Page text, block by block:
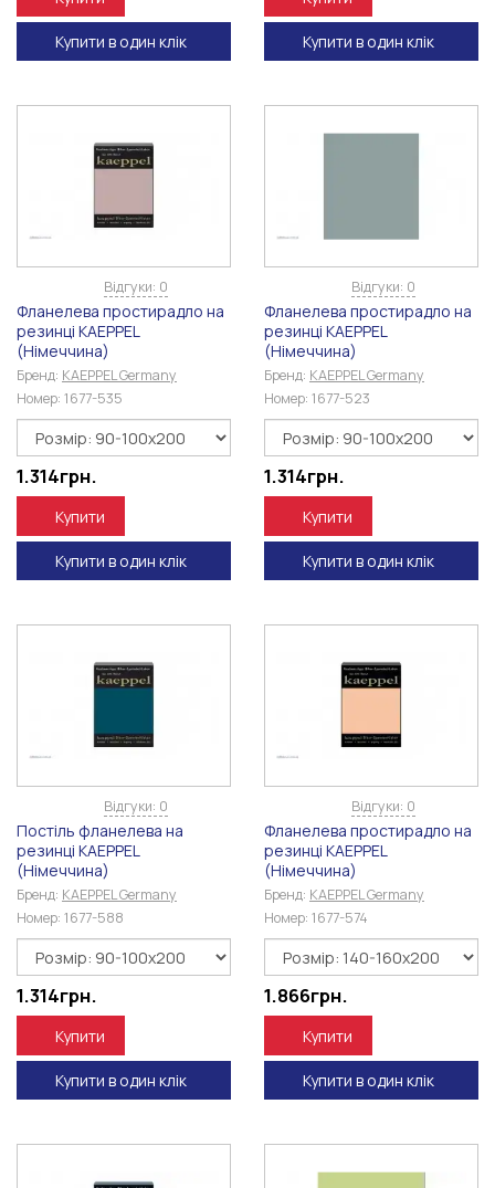
Купити в один клік Купити в один клік
Відгуки: 0
Фланелева простирадло на
резинці KAEPPEL
(Німеччина)
Бренд: KAEPPEL Germany
Номер: 1677-535
1.314грн.
Купити
Купити в один клік
Відгуки: 0
Фланелева простирадло на
резинці KAEPPEL
(Німеччина)
Бренд: KAEPPEL Germany
Номер: 1677-523
1.314грн.
Купити
Купити в один клік
Відгуки: 0
Постіль фланелева на
резинці KAEPPEL
(Німеччина)
Бренд: KAEPPEL Germany
Номер: 1677-588
1.314грн.
Купити
Купити в один клік
Відгуки: 0
Фланелева простирадло на
резинці KAEPPEL
(Німеччина)
Бренд: KAEPPEL Germany
Номер: 1677-574
1.866грн.
Купити
Купити в один клік